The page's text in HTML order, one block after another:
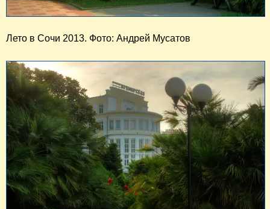
Лето в Сочи 2013. Фото: Андрей Мусатов